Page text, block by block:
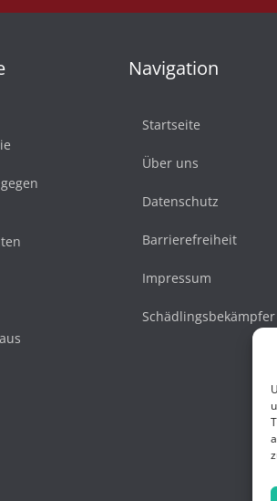
Navigation
Startseite
Über uns
Datenschutz
Barrierefreiheit
Impressum
Schädlingsbekämpfer